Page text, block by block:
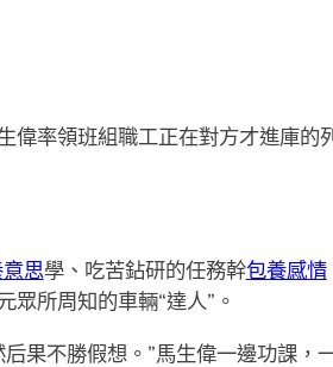
偉率領班組職工正在對方才進庫的
思學、吃苦鉆研的任務幹包養感情
所周知的車輛“達人”。
果不勝假想。”馬生偉一邊功課，